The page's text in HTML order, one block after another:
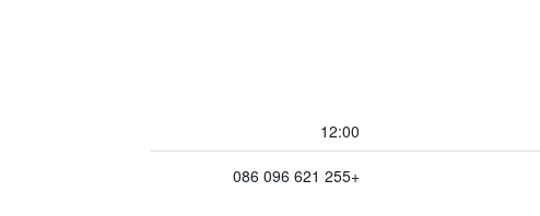
12:00
+255 621 096 086